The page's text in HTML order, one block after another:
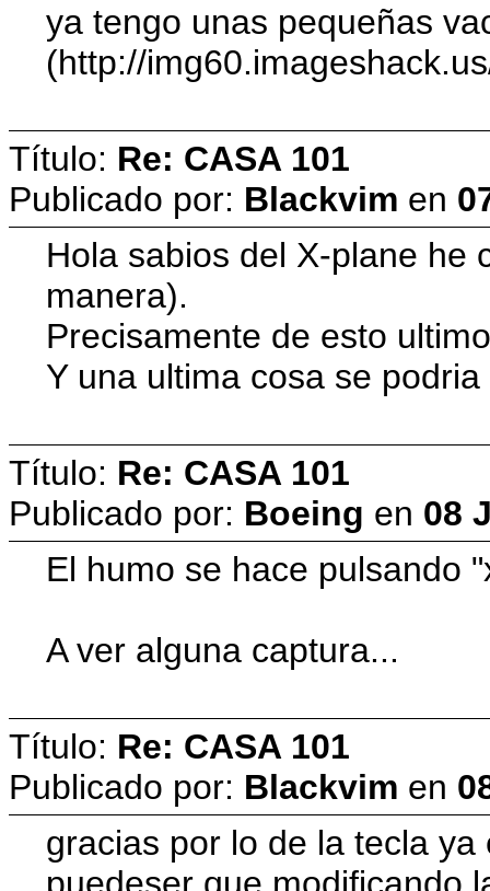
ya tengo unas pequeñas
(http://
Título: Re: CASA 101
Publicado por: Blackvim en
Hola sabios del X-plane he
manera).
Precisamente de esto
Y una ultima cosa se
Título: Re: CASA 101
Publicado por: Boeing en 08
El humo se hace pulsando
A ver alguna captura...
Título: Re: CASA 101
Publicado por: Blackvim en
gracias por lo de la tecla